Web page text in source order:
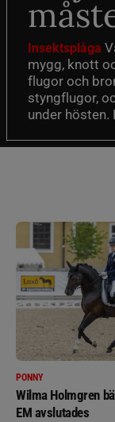
Insektsplåga
mygg, knott
flugor och
styngflugor,
under hösten.
PONNY
Wilma Holmgren
EM avslutades